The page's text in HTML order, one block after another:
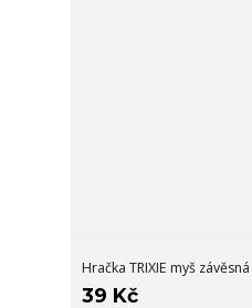
Hračka TRIXIE myš
39 Kč